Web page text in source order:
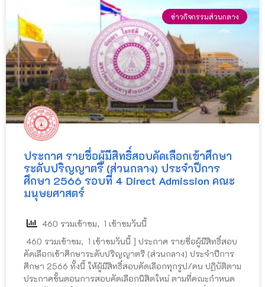
ข่าวกิจกรรมส่วนกลาง
ประกาศ รายชื่อผู้มีสิทธิ์สอบคัดเลือกเข้าศึกษา
ระดับปริญญาตรี (ส่วนกลาง) ประจำปีการ
ศึกษา 2566 รอบที่ 4 Direct Admission คณะ
มนุษยศาสตร์
460 รวมเข้าชม, 1 เข้าชมวันนี้
460 รวมเข้าชม, 1 เข้าชมวันนี้ ] ประกาศ รายชื่อผู้มีสิทธิ์สอบ
คัดเลือกเข้าศึกษาระดับปริญญาตรี (ส่วนกลาง) ประจำปีการ
ศึกษา 2566 ทั้งนี้ ให้ผู้มีสิทธิ์สอบคัดเลือกทุกรูป/คน ปฏิบัติตาม
ประกาศขั้นตอนการสอบคัดเลือกนิสิตใหม่ ตามที่คณะกำหนด